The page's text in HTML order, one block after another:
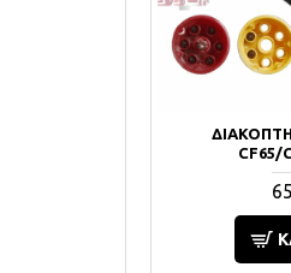
CF65/